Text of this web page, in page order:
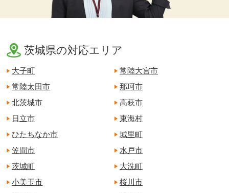
茨城県の対応エリア
大子町
常陸大宮市
常陸太田市
那珂市
北茨城市
高萩市
日立市
東海村
ひたちなか市
城里町
笠間市
水戸市
茨城町
大洗町
小美玉市
桜川市